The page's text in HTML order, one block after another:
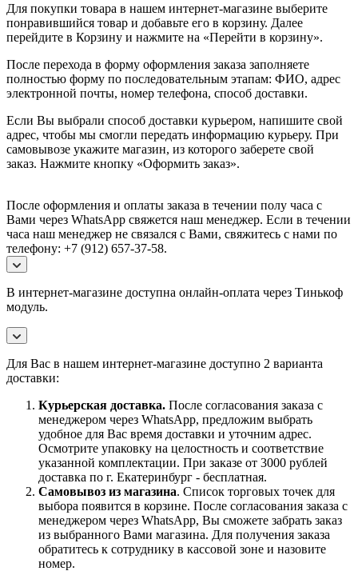
Для покупки товара в нашем интернет-магазине выберите
понравившийся товар и добавьте его в корзину. Далее
перейдите в Корзину и нажмите на «Перейти в корзину».
После перехода в форму оформления заказа заполняете
полностью форму по последовательным этапам: ФИО, адрес
электронной почты, номер телефона, способ доставки.
Если Вы выбрали способ доставки курьером, напишите свой
адрес, чтобы мы смогли передать информацию курьеру. При
самовывозе укажите магазин, из которого заберете свой
заказ. Нажмите кнопку «Оформить заказ».
После оформления и оплаты заказа в течении полу часа с
Вами через WhatsApp свяжется наш менеджер. Если в течении
часа наш менеджер не связался с Вами, свяжитесь с нами по
телефону: +7 (912) 657-37-58.
В интернет-магазине доступна онлайн-оплата через Тинькоф
модуль.
Для Вас в нашем интернет-магазине доступно 2 варианта
доставки:
Курьерская доставка. После согласования заказа с
менеджером через WhatsApp, предложим выбрать
удобное для Вас время доставки и уточним адрес.
Осмотрите упаковку на целостность и соответствие
указанной комплектации. При заказе от 3000 рублей
доставка по г. Екатеринбург - бесплатная.
Самовывоз из магазина. Список торговых точек для
выбора появится в корзине. После согласования заказа с
менеджером через WhatsApp, Вы сможете забрать заказ
из выбранного Вами магазина. Для получения заказа
обратитесь к сотруднику в кассовой зоне и назовите
номер.